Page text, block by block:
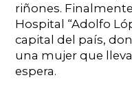
riñones.
Hospital “Adolfo
capital del país,
una mujer que
espera.